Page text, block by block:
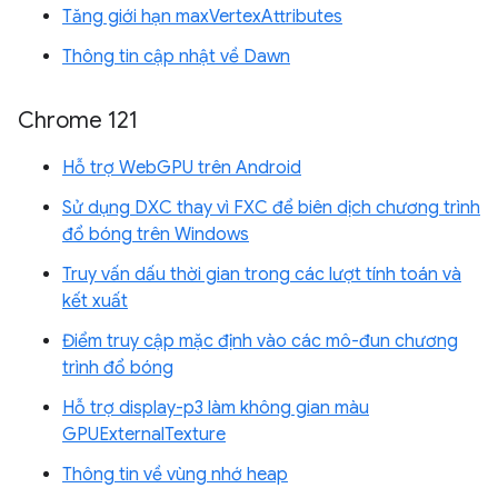
Tăng giới hạn maxVertexAttributes
Thông tin cập nhật về Dawn
Chrome 121
Hỗ trợ WebGPU trên Android
Sử dụng DXC thay vì FXC để biên dịch chương trình
đổ bóng trên Windows
Truy vấn dấu thời gian trong các lượt tính toán và
kết xuất
Điểm truy cập mặc định vào các mô-đun chương
trình đổ bóng
Hỗ trợ display-p3 làm không gian màu
GPUExternalTexture
Thông tin về vùng nhớ heap